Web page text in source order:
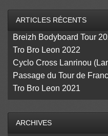
ARTICLES RÉCENTS
Breizh Bodyboard Tour
Tro Bro Leon 2022
Cyclo Cross Lanrinou
Passage du Tour de
Tro Bro Leon 2021
ARCHIVES